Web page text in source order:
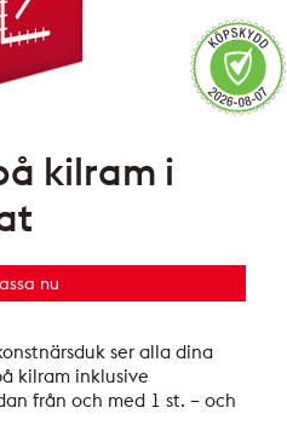
kilram i
nu
ser alla dina
kilram inklusive
från och med 1 st. – och